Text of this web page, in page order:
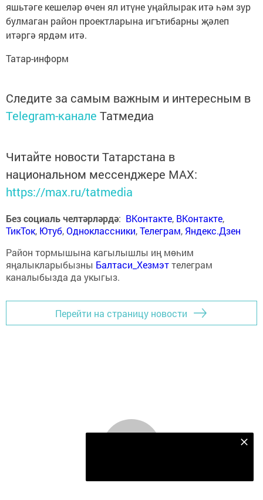
яшьтәге кешеләр өчен ял итүне уңайлырак итә һәм зур
булмаган район проектларына игътибарны җәлеп
итәргә ярдәм итә.
Татар-информ
Следите за самым важным и интересным в
Telegram-канале Татмедиа
Читайте новости Татарстана в
национальном мессенджере MАХ:
https://max.ru/tatmedia
Без социаль челтәрләрдә: ВКонтакте, ВКонтакте,
ТикТок, Ютуб,Одноклассники,Телеграм, Яндекс.Дзен
Район тормышына кагылышлы иң мөһим
яңалыкларыбызны Балтаси_Хезмэттелеграм
каналыбызда да укыгыз.
Перейти на страницу новости